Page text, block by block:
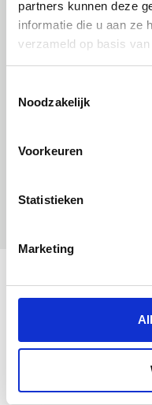
partners kunnen deze
informatie die u aan ze
verzameld op basis
Noodzakelijk
Voorkeuren
Statistieken
Marketing
Uitgelichte